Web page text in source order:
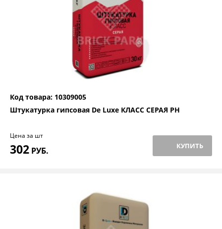
Код товара: 10309005
Штукатурка гипсовая De Luxe КЛАСС СЕРАЯ РН
Цена за шт
302 РУБ. КУПИТЬ